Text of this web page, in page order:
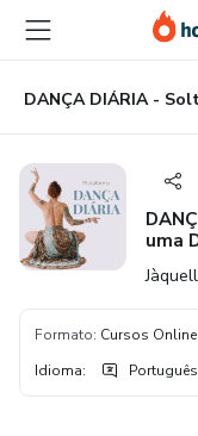
para
conteúdo
principal
para
pagamento
para
rodapé
uma
Formato: Cursos
Idioma: Português